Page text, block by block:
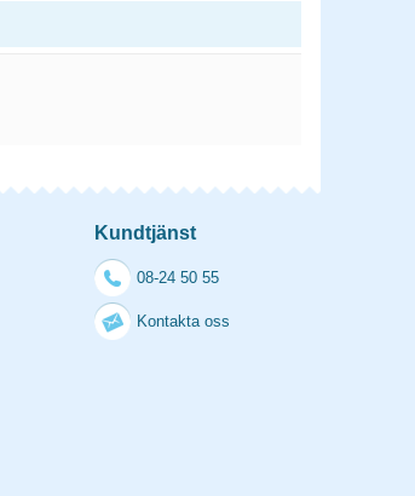
Kundtjänst
08-24 50 55
Kontakta oss